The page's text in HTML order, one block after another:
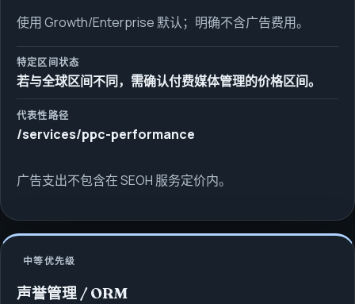
使用 Growth/Enterprise 默认；明确不含广告费用。
特定区间状态
若与全球区间不同，需确认付费媒体管理的价格区间。
代表性路径
/services/ppc-performance
广告支出不包含在 SEOH 服务定价内。
中等优先级
声誉管理 / ORM